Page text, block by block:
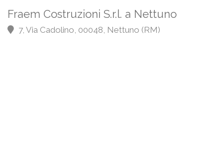
Fraem Costruzioni S.r.l. a Nettuno
7, Via Cadolino, 00048, Nettuno (RM)